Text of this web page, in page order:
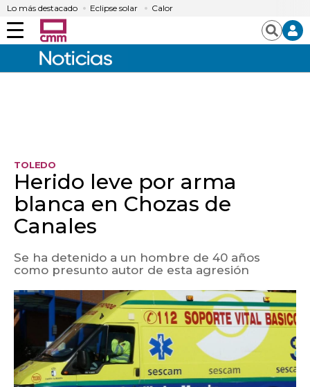
Lo más destacado Eclipse solar Calor
Menú Buscar
TOLEDO
Herido leve por arma
blanca en Chozas de
Canales
Se ha detenido a un hombre de 40 años
como presunto autor de esta agresión